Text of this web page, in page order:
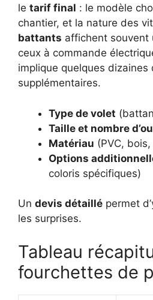
le tarif final : le modèle
chantier, et la nature des
battants affichent souvent
ceux à commande
implique quelques dizaines
supplémentaires.
Type de volet
Taille et nombre
Matériau (PVC,
Options
coloris spécifiques)
Un devis détaillé permet
les surprises.
Tableau
fourchettes de